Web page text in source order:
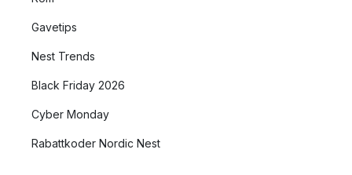
Gavetips
Nest Trends
Black Friday 2026
Cyber Monday
Rabattkoder Nordic Nest